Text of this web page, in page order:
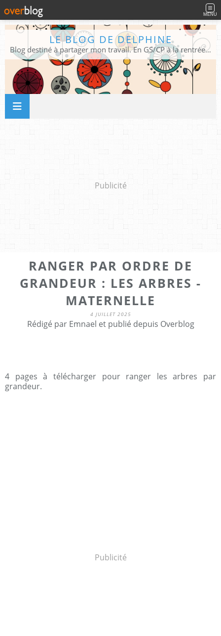
MENU
LE BLOG DE DELPHINE
Blog destiné à partager mon travail. En GS/CP à la rentrée 2026/2027 !
Publicité
RANGER PAR ORDRE DE
GRANDEUR : LES ARBRES -
MATERNELLE
4 JUILLET 2025
Rédigé par Emnael et publié depuis Overblog
4 pages à télécharger pour ranger les arbres par
grandeur.
Publicité